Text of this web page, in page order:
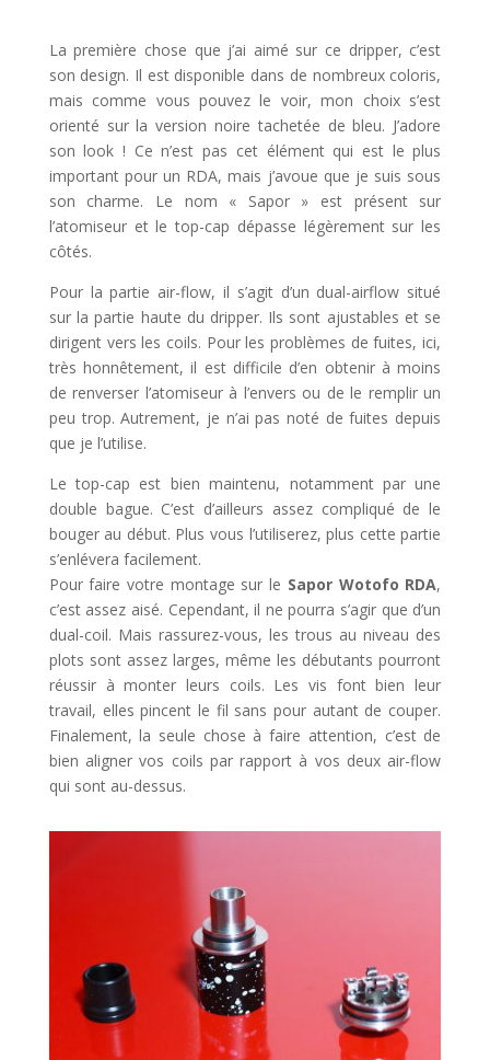
La première chose que j’ai aimé sur ce dripper, c’est
son design. Il est disponible dans de nombreux coloris,
mais comme vous pouvez le voir, mon choix s’est
orienté sur la version noire tachetée de bleu. J’adore
son look ! Ce n’est pas cet élément qui est le plus
important pour un RDA, mais j’avoue que je suis sous
son charme. Le nom « Sapor » est présent sur
l’atomiseur et le top-cap dépasse légèrement sur les
côtés.
Pour la partie air-flow, il s’agit d’un dual-airflow situé
sur la partie haute du dripper. Ils sont ajustables et se
dirigent vers les coils. Pour les problèmes de fuites, ici,
très honnêtement, il est difficile d’en obtenir à moins
de renverser l’atomiseur à l’envers ou de le remplir un
peu trop. Autrement, je n’ai pas noté de fuites depuis
que je l’utilise.
Le top-cap est bien maintenu, notamment par une
double bague. C’est d’ailleurs assez compliqué de le
bouger au début. Plus vous l’utiliserez, plus cette partie
s’enlévera facilement.
Pour faire votre montage sur le Sapor Wotofo RDA,
c’est assez aisé. Cependant, il ne pourra s’agir que d’un
dual-coil. Mais rassurez-vous, les trous au niveau des
plots sont assez larges, même les débutants pourront
réussir à monter leurs coils. Les vis font bien leur
travail, elles pincent le fil sans pour autant de couper.
Finalement, la seule chose à faire attention, c’est de
bien aligner vos coils par rapport à vos deux air-flow
qui sont au-dessus.